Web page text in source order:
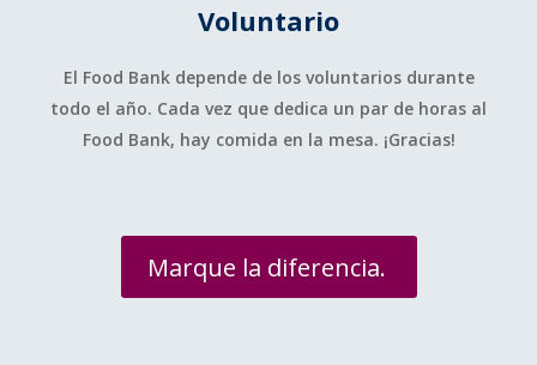
Voluntario
El Food Bank depende de los voluntarios durante
todo el año. Cada vez que dedica un par de horas al
Food Bank, hay comida en la mesa. ¡Gracias!
Marque la diferencia.